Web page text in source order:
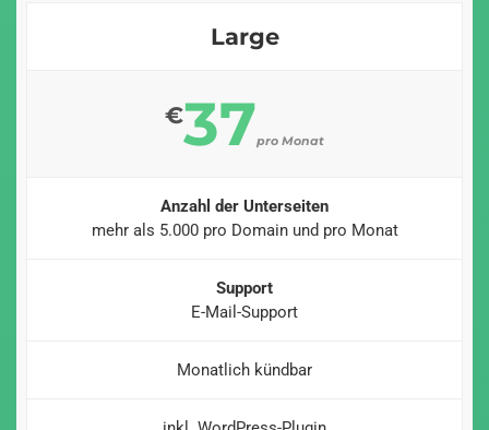
Large
€37pro Monat
Anzahl der Unterseiten
mehr als 5.000 pro Domain und pro Monat
Support
E-Mail-Support
Monatlich kündbar